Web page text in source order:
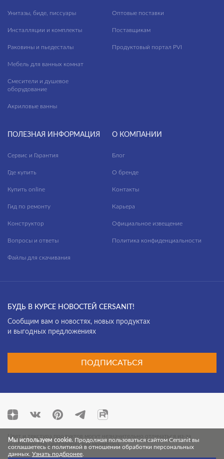
Унитазы, биде, писсуары
Инсталляции и комплекты
Раковины и пьедесталы
Мебель для ванных комнат
Смесители и душевое
оборудование
Акриловые ванны
Оптовые поставки
Поставщикам
Продуктовый портал PVI
ПОЛЕЗНАЯ ИНФОРМАЦИЯ
Сервис и Гарантия
Где купить
Купить online
Гид по ремонту
Конструктор
Вопросы и ответы
Файлы для скачивания
О КОМПАНИИ
Блог
О бренде
Контакты
Карьера
Официальное извещение
Политика конфиденциальности
БУДЬ В КУРСЕ НОВОСТЕЙ CERSANIT!
Cообщим вам о новостях, новых продуктах
и выгодных предложениях
ПОДПИСАТЬСЯ
Цвет и текстура продуктов могут незначительно отличаться из-за
особенностей цветопередачи монитора.
Мы используем cookie. Продолжая пользоваться сайтом Cersanit вы
соглашаетесь с политикой в отношении обработки персональных
данных. Узнать подбронее